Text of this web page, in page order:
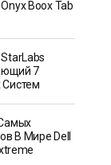
Boox Tab
7
В Мире Dell